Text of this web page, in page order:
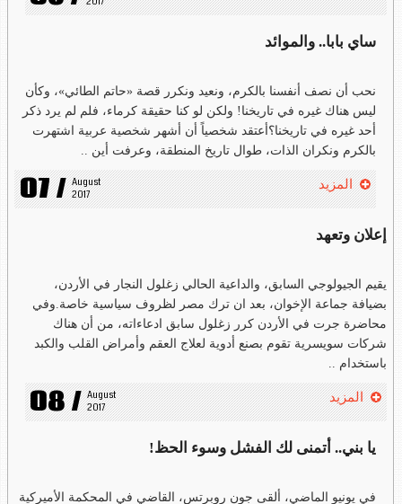
ساي بابا.. والموائد
نحب أن نصف أنفسنا بالكرم، ونعيد ونكرر قصة «حاتم الطائي»، وكأن
ليس هناك غيره في تاريخنا! ولكن لو كنا حقيقة كرماء، فلم لم يرد ذكر
أحد غيره في تاريخنا؟أعتقد شخصياً أن أشهر شخصية عربية اشتهرت
بالكرم ونكران الذات، طوال تاريخ المنطقة، وعرفت أين ..
07 / August
2017
المزيد
إعلان وتعهد
يقيم الجيولوجي السابق، والداعية الحالي زغلول النجار في الأردن،
بضيافة جماعة الإخوان، بعد ان ترك مصر لظروف سياسية خاصة.وفي
محاضرة جرت في الأردن كرر زغلول سابق ادعاءاته، من أن هناك
شركات سويسرية تقوم بصنع أدوية لعلاج العقم وأمراض القلب والكبد
باستخدام ..
08 / August
2017
المزيد
يا بني.. أتمنى لك الفشل وسوء الحظ!
في يونيو الماضي، ألقى جون روبرتس، القاضي في المحكمة الأميركية